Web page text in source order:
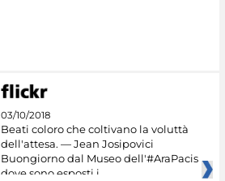
03/10/2018
Beati coloro che coltivano la voluttà
dell'attesa. — Jean Josipovici
Buongiorno dal Museo dell'#AraPacis
dove sono esposti i